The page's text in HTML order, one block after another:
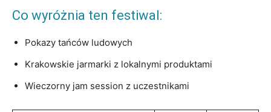
Co wyróżnia ten​ festiwal:
Pokazy tańców ludowych
Krakowskie jarmarki z lokalnymi‌ produktami
Wieczorny ‍jam session z uczestnikami